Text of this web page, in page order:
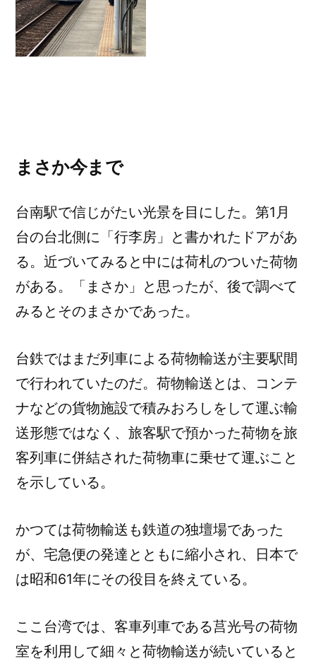
まさか今まで
台南駅で信じがたい光景を目にした。第1月
台の台北側に「行李房」と書かれたドアがあ
る。近づいてみると中には荷札のついた荷物
がある。「まさか」と思ったが、後で調べて
みるとそのまさかであった。
台鉄ではまだ列車による荷物輸送が主要駅間
で行われていたのだ。荷物輸送とは、コンテ
ナなどの貨物施設で積みおろしをして運ぶ輸
送形態ではなく、旅客駅で預かった荷物を旅
客列車に併結された荷物車に乗せて運ぶこと
を示している。
かつては荷物輸送も鉄道の独壇場であった
が、宅急便の発達とともに縮小され、日本で
は昭和61年にその役目を終えている。
ここ台湾では、客車列車である莒光号の荷物
室を利用して細々と荷物輸送が続いていると